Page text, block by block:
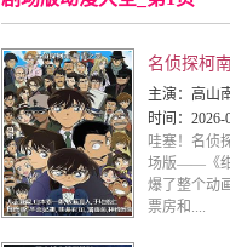
名侦探柯
主演： 高山南 山崎和佳奈 神谷明 小山力也 林原惠美 山口胜
时间： 2026-
哇塞！名侦
场版——《
爆了整个动
票房和....